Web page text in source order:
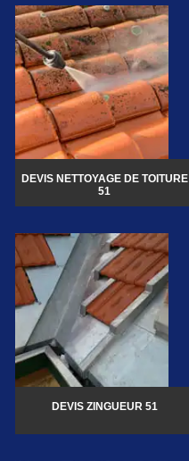
DEVIS NETTOYAGE DE TOITURE
51
DEVIS ZINGUEUR 51